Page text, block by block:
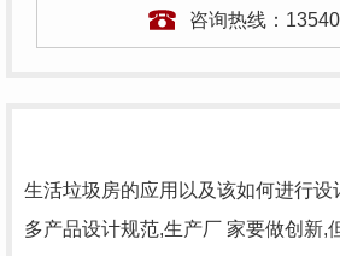
咨询热线：
生活垃圾房的应用以及该如何进行设
多产品设计规范,生产厂 家要做创新,